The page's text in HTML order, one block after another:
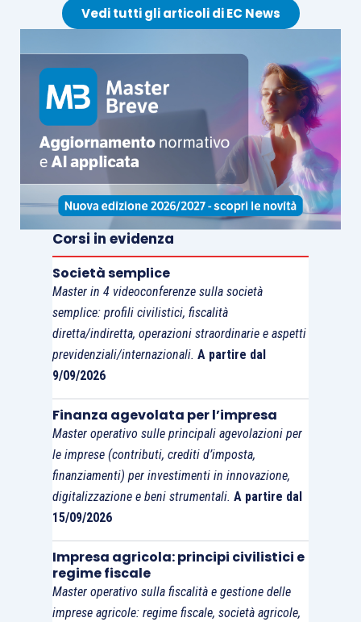
Vedi tutti gli articoli di EC News
Corsi in evidenza
Società semplice
Master in 4 videoconferenze sulla società
semplice: profili civilistici, fiscalità
diretta/indiretta, operazioni straordinarie e aspetti
previdenziali/internazionali. A partire dal
9/09/2026
Finanza agevolata per l’impresa
Master operativo sulle principali agevolazioni per
le imprese (contributi, crediti d’imposta,
finanziamenti) per investimenti in innovazione,
digitalizzazione e beni strumentali. A partire dal
15/09/2026
Impresa agricola: principi civilistici e
regime fiscale
Master operativo sulla fiscalità e gestione delle
imprese agricole: regime fiscale, società agricole,